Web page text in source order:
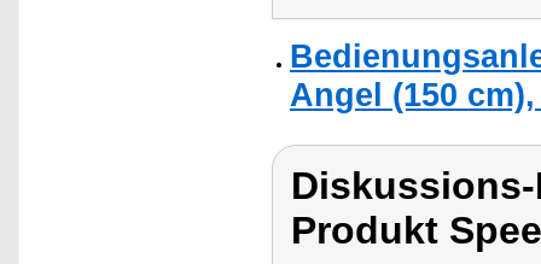
Angel (150
Produkt